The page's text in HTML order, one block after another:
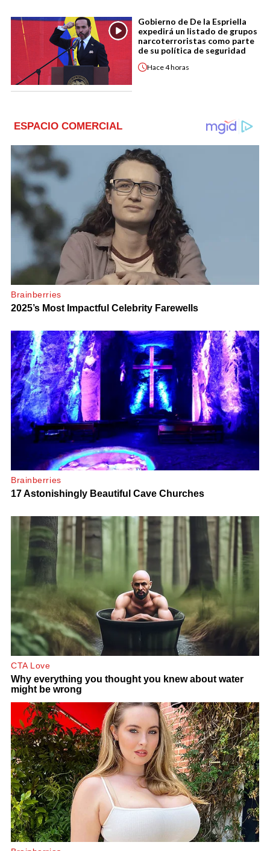
Gobierno de De la Espriella
expedirá un listado de grupos
narcoterroristas como parte
de su política de seguridad
Hace4 horas